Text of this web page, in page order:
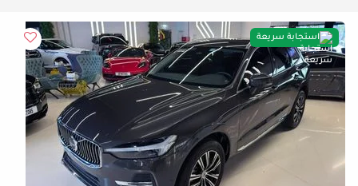
استجابة سريعة